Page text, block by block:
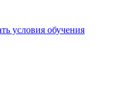
условия обучения